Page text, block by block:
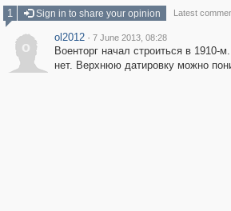
1
Sign in to share your opinion Latest
o
ol2012 · 7 June 2013, 08:28
Военторг начал строиться в 1910-
нет. Верхнюю датировку можно